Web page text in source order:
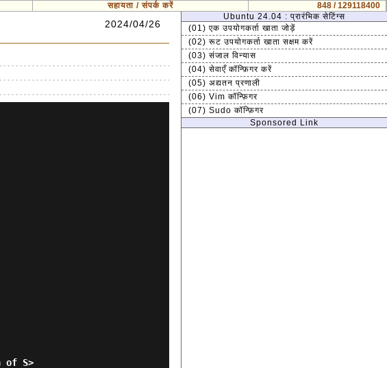
सहायता / संपर्क करें
848 / 129118400
2024/04/26
Ubuntu 24.04 : प्रारंभिक सेटिंग्स
(01) एक उपयोगकर्ता खाता जोड़ें
(02) रूट उपयोगकर्ता खाता सक्षम करें
(03) संजाल विन्यास
(04) सेवाएँ कॉन्फ़िगर करें
(05) अद्यतन प्रणाली
(06) Vim कॉन्फ़िगर
(07) Sudo कॉन्फ़िगर
Sponsored Link